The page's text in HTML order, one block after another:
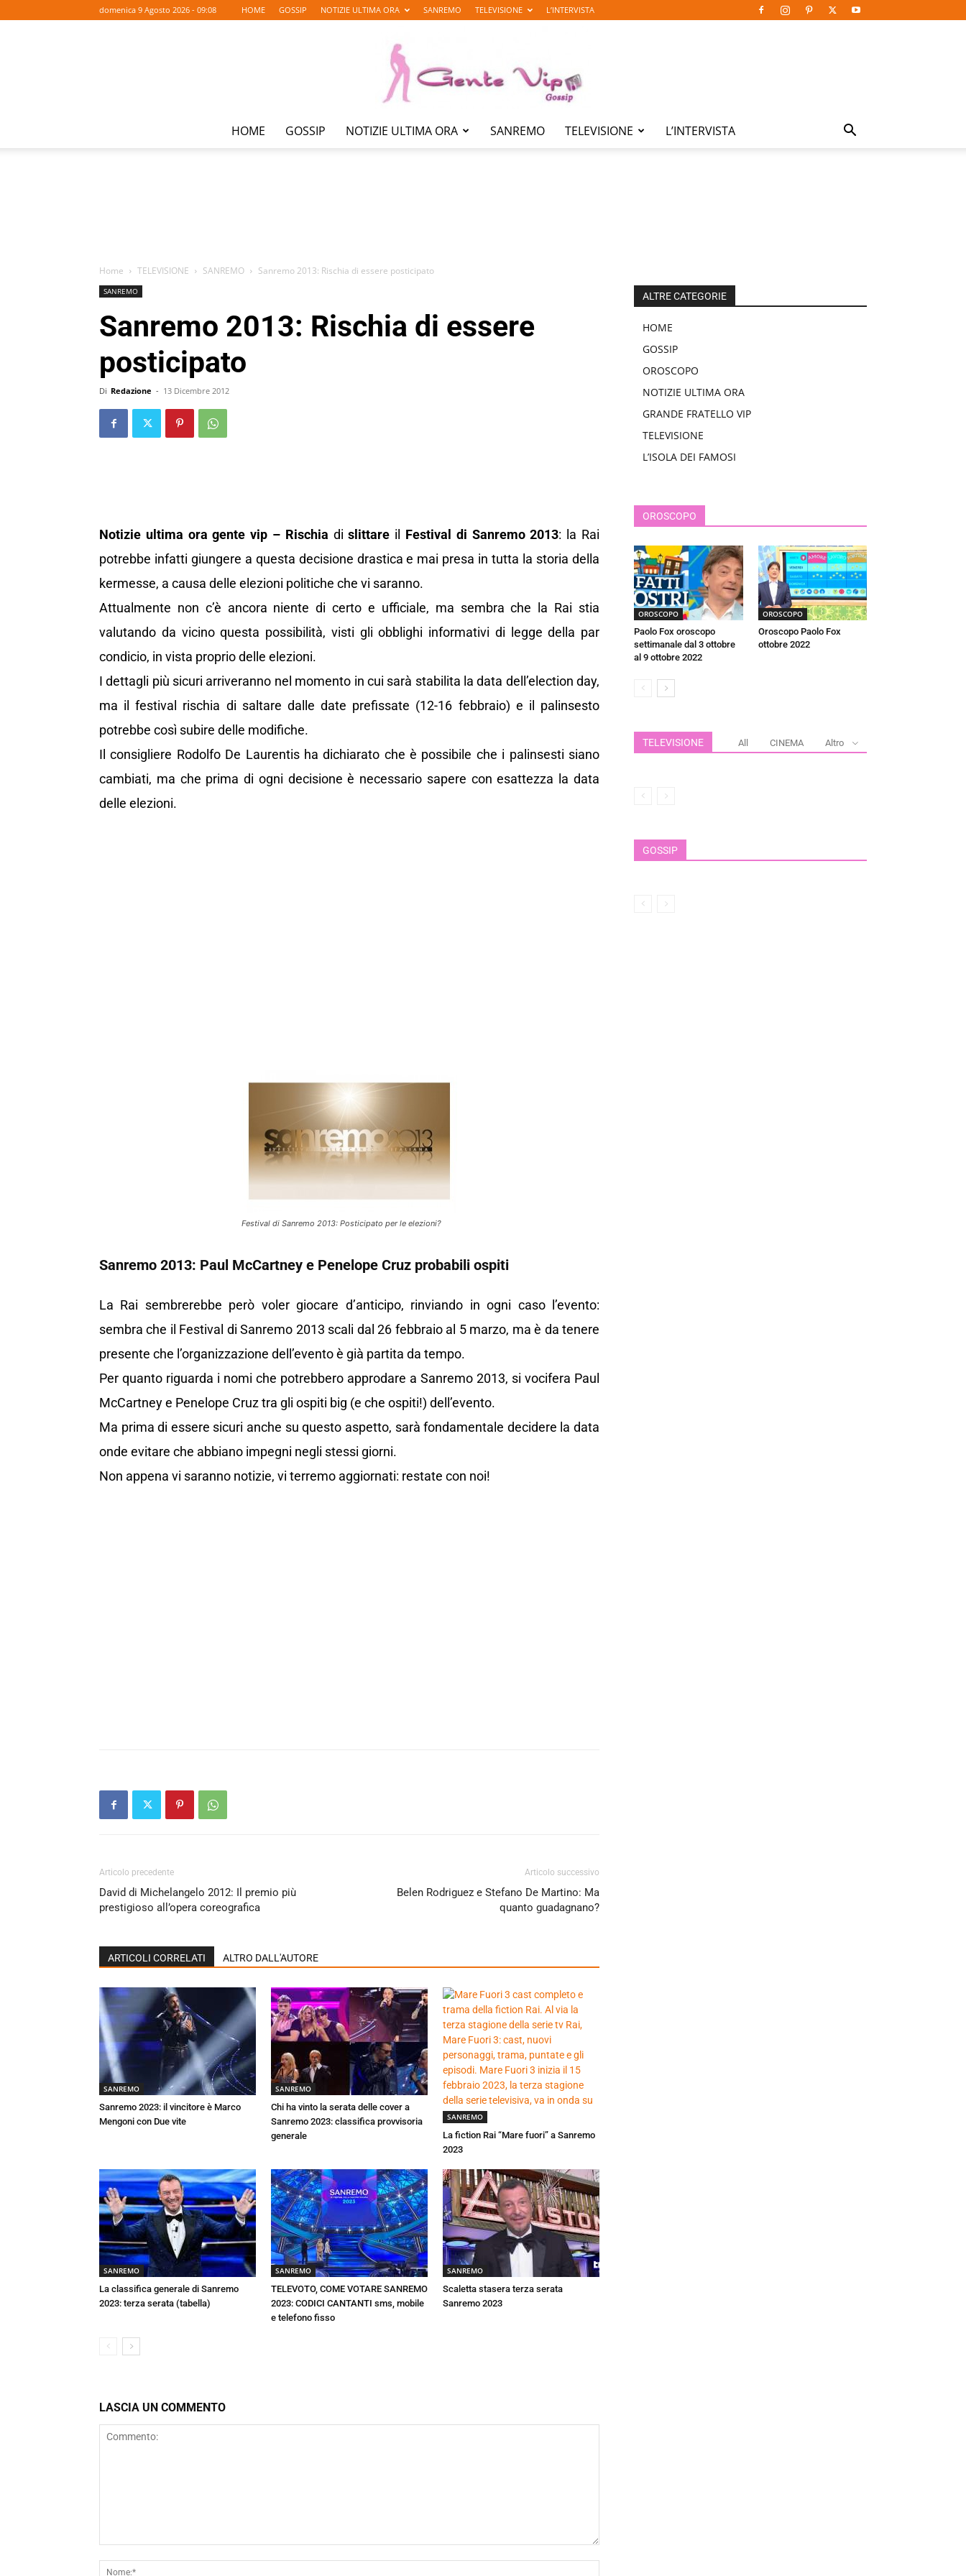
domenica 9 Agosto 2026 - 09:08 HOME GOSSIP NOTIZIE ULTIMA ORA SANREMO TELEVISIONE L’INTERVISTA
HOME GOSSIP NOTIZIE ULTIMA ORA SANREMO TELEVISIONE L’INTERVISTA
Home TELEVISIONE SANREMO Sanremo 2013: Rischia di essere posticipato
SANREMO
Sanremo 2013: Rischia di essere
posticipato
Di Redazione - 13 Dicembre 2012
Notizie ultima ora gente vip – Rischia dislittare il Festival di Sanremo 2013: la Rai
potrebbe infatti giungere a questa decisione drastica e mai presa in tutta la storia della
kermesse, a causa delle elezioni politiche che vi saranno.
Attualmente non c’è ancora niente di certo e ufficiale, ma sembra che la Rai stia
valutando da vicino questa possibilità, visti gli obblighi informativi di legge della par
condicio, in vista proprio delle elezioni.
I dettagli più sicuri arriveranno nel momento in cui sarà stabilita la data dell’election day,
ma il festival rischia di saltare dalle date prefissate (12-16 febbraio) e il palinsesto
potrebbe così subire delle modifiche.
Il consigliere Rodolfo De Laurentis ha dichiarato che è possibile che i palinsesti siano
cambiati, ma che prima di ogni decisione è necessario sapere con esattezza la data
delle elezioni.
Festival di Sanremo 2013: Posticipato per le elezioni?
Sanremo 2013: Paul McCartney e Penelope Cruz probabili ospiti
La Rai sembrerebbe però voler giocare d’anticipo, rinviando in ogni caso l’evento:
sembra che il Festival di Sanremo 2013 scali dal 26 febbraio al 5 marzo, ma è da tenere
presente che l’organizzazione dell’evento è già partita da tempo.
Per quanto riguarda i nomi che potrebbero approdare a Sanremo 2013, si vocifera Paul
McCartney e Penelope Cruz tra gli ospiti big (e che ospiti!) dell’evento.
Ma prima di essere sicuri anche su questo aspetto, sarà fondamentale decidere la data
onde evitare che abbiano impegni negli stessi giorni.
Non appena vi saranno notizie, vi terremo aggiornati: restate con noi!
Articolo precedente
David di Michelangelo 2012: Il premio più
prestigioso all’opera coreografica
Articolo successivo
Belen Rodriguez e Stefano De Martino: Ma
quanto guadagnano?
ARTICOLI CORRELATI ALTRO DALL'AUTORE
SANREMO
Sanremo 2023: il vincitore è Marco
Mengoni con Due vite
SANREMO
Chi ha vinto la serata delle cover a
Sanremo 2023: classifica provvisoria
generale
SANREMO
La fiction Rai “Mare fuori” a Sanremo
2023
SANREMO
La classifica generale di Sanremo
2023: terza serata (tabella)
SANREMO
TELEVOTO, COME VOTARE SANREMO
2023: CODICI CANTANTI sms, mobile
e telefono fisso
SANREMO
Scaletta stasera terza serata
Sanremo 2023
LASCIA UN COMMENTO
ALTRE CATEGORIE
HOME
GOSSIP
OROSCOPO
NOTIZIE ULTIMA ORA
GRANDE FRATELLO VIP
TELEVISIONE
L’ISOLA DEI FAMOSI
OROSCOPO
OROSCOPO
Paolo Fox oroscopo
settimanale dal 3 ottobre
al 9 ottobre 2022
OROSCOPO
Oroscopo Paolo Fox
ottobre 2022
TELEVISIONE All CINEMA Altro
GOSSIP